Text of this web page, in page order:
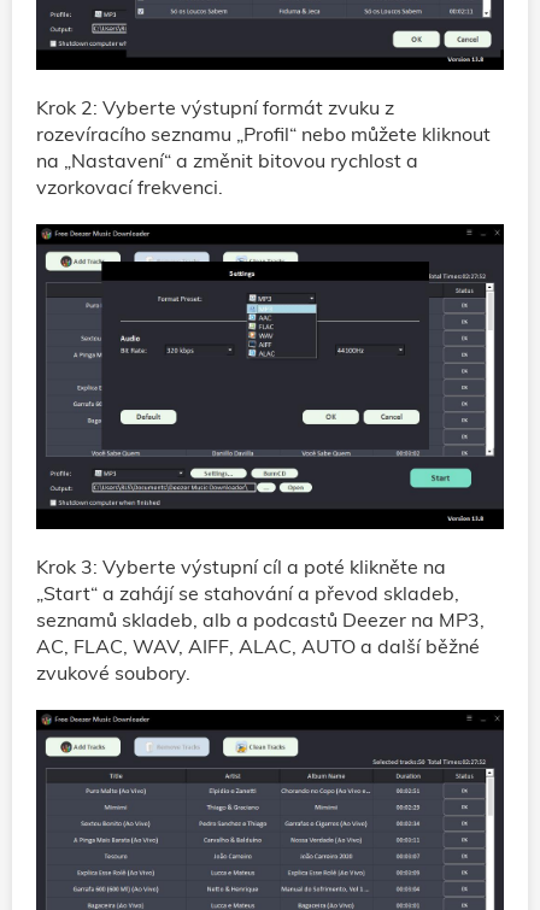
Krok 2: Vyberte výstupní formát zvuku z
rozevíracího seznamu „Profil“ nebo můžete kliknout
na „Nastavení“ a změnit bitovou rychlost a
vzorkovací frekvenci.
Krok 3: Vyberte výstupní cíl a poté klikněte na
„Start“ a zahájí se stahování a převod skladeb,
seznamů skladeb, alb a podcastů Deezer na MP3,
AC, FLAC, WAV, AIFF, ALAC, AUTO a další běžné
zvukové soubory.